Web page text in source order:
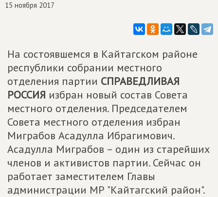
15 ноября 2017
На состоявшемся в Кайтагском районе
республики собрании местного
отделения партии СПРАВЕДЛИВАЯ
РОССИЯ избран новый состав Совета
местного отделения. Председателем
Совета местного отделения избран
Миграбов Асадулла Ибрагимович.
Асадулла Миграбов – один из старейших
членов и активистов партии. Сейчас он
работает заместителем Главы
администрации МР "Кайтагский район".